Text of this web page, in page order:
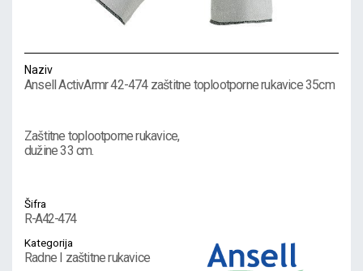
Naziv
Ansell ActivArmr 42-474 zaštitne toplootporne rukavice 35cm
Zaštitne toplootporne rukavice,
dužine 33 cm.
Šifra
R-A42-474
Kategorija
Radne I zaštitne rukavice